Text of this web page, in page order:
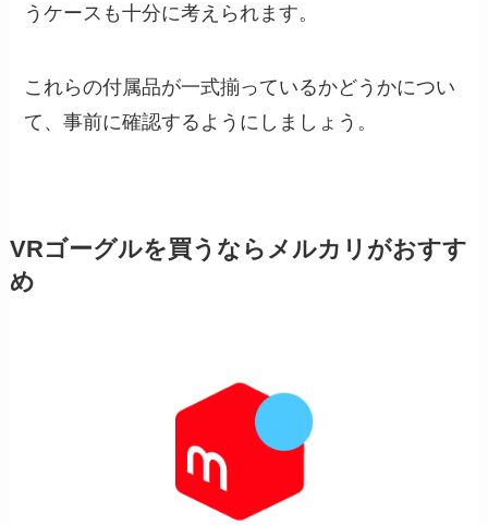
うケースも十分に考えられます。
これらの付属品が一式揃っているかどうかについ
て、事前に確認するようにしましょう。
VRゴーグルを買うならメルカリがおすす
め